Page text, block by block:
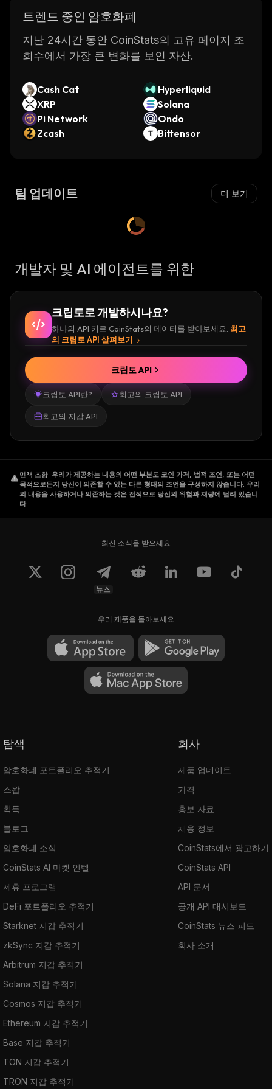
트렌드 중인 암호화폐
지난 24시간 동안 CoinStats의 고유 페이지 조
회수에서 가장 큰 변화를 보인 자산.
Cash Cat
Hyperliquid
XRP
Solana
Pi Network
Ondo
Zcash
Bittensor
팀 업데이트 더 보기
개발자 및 AI 에이전트를 위한
크립토로 개발하시나요?
하나의 API 키로 CoinStats의 데이터를 받아보세요. 최고
의 크립토 API 살펴보기
크립토 API란? 최고의 크립토 API
최고의 지갑 API
크립토 API
면책 조항. 우리가 제공하는 내용의 어떤 부분도 코인 가격, 법적 조언, 또는 어떤
목적으로든지 당신이 의존할 수 있는 다른 형태의 조언을 구성하지 않습니다. 우리
의 내용을 사용하거나 의존하는 것은 전적으로 당신의 위험과 재량에 달려 있습니
다.
최신 소식을 받으세요
뉴스
우리 제품을 돌아보세요
탐색
암호화폐 포트폴리오 추적기
스왑
획득
블로그
암호화폐 소식
CoinStats AI 마켓 인텔
제휴 프로그램
DeFi 포트폴리오 추적기
Starknet 지갑 추적기
zkSync 지갑 추적기
Arbitrum 지갑 추적기
Solana 지갑 추적기
Cosmos 지갑 추적기
Ethereum 지갑 추적기
Base 지갑 추적기
TON 지갑 추적기
TRON 지갑 추적기
회사
제품 업데이트
가격
홍보 자료
채용 정보
CoinStats에서 광고하기
CoinStats API
API 문서
공개 API 대시보드
CoinStats 뉴스 피드
회사 소개